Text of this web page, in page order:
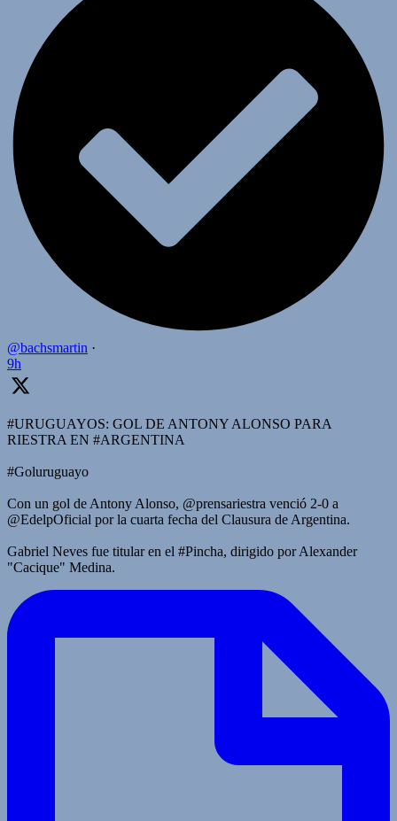
@bachsmartin ·
9h
#URUGUAYOS: GOL DE ANTONY ALONSO PARA
RIESTRA EN #ARGENTINA
#Goluruguayo
Con un gol de Antony Alonso, @prensariestra venció 2-0 a
@EdelpOficial por la cuarta fecha del Clausura de Argentina.
Gabriel Neves fue titular en el #Pincha, dirigido por Alexander
"Cacique" Medina.